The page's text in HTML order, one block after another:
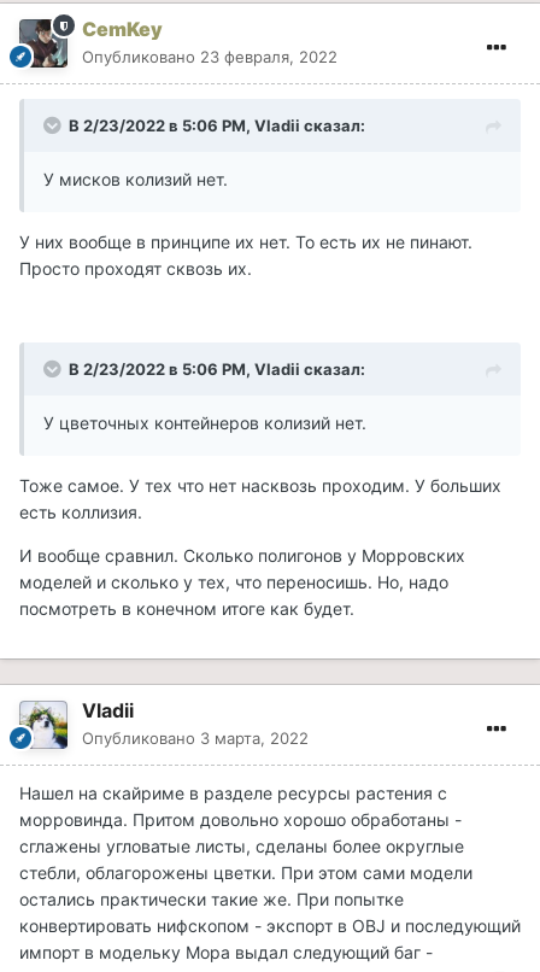
CemKey
Опубликовано 23 февраля, 2022
В 2/23/2022 в 5:06 PM, Vladii сказал:
У мисков колизий нет.
У них вообще в принципе их нет. То есть их не пинают.
Просто проходят сквозь их.
В 2/23/2022 в 5:06 PM, Vladii сказал:
У цветочных контейнеров колизий нет.
Тоже самое. У тех что нет насквозь проходим. У больших
есть коллизия.
И вообще сравнил. Сколько полигонов у Морровских
моделей и сколько у тех, что переносишь. Но, надо
посмотреть в конечном итоге как будет.
Vladii
Опубликовано 3 марта, 2022
Нашел на скайриме в разделе ресурсы растения с
морровинда. Притом довольно хорошо обработаны -
сглажены угловатые листы, сделаны более округлые
стебли, облагорожены цветки. При этом сами модели
остались практически такие же. При попытке
конвертировать нифскопом - экспорт в OBJ и последующий
импорт в модельку Мора выдал следующий баг -